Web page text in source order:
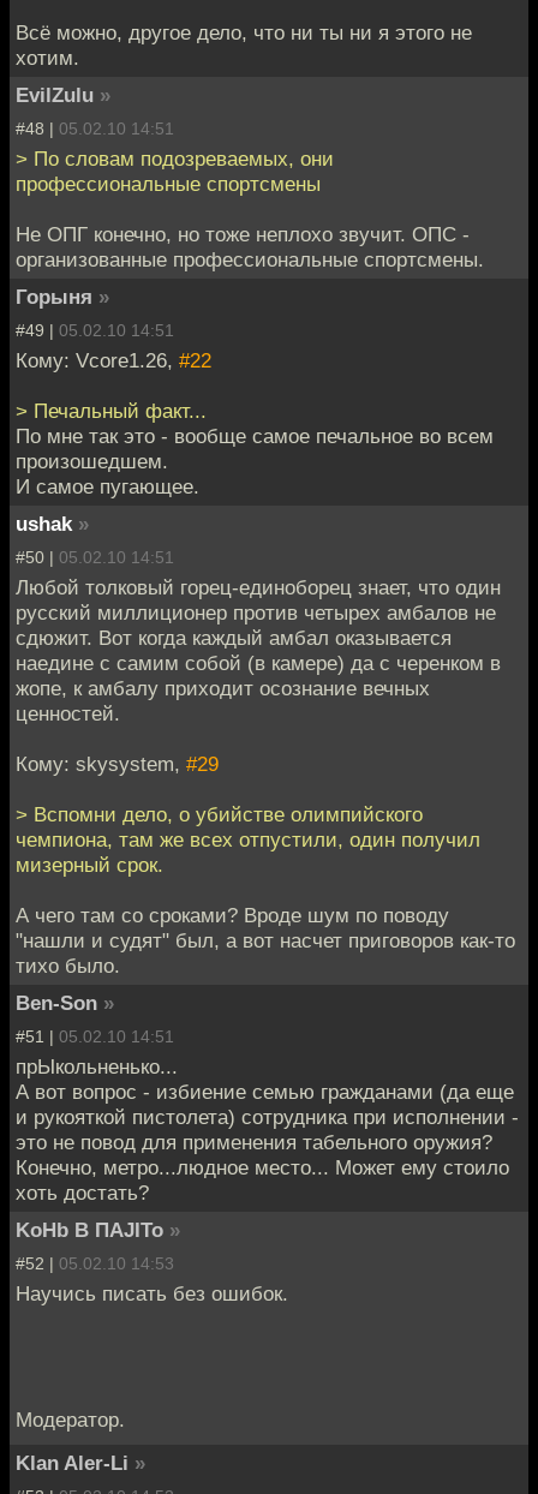
Всё можно, другое дело, что ни ты ни я этого не
хотим.
EvilZulu »
#48 | 05.02.10 14:51
> По словам подозреваемых, они
профессиональные спортсмены
Не ОПГ конечно, но тоже неплохо звучит. ОПС -
организованные профессиональные спортсмены.
Горыня »
#49 | 05.02.10 14:51
Кому: Vcore1.26, #22
> Печальный факт...
По мне так это - вообще самое печальное во всем
произошедшем.
И самое пугающее.
ushak »
#50 | 05.02.10 14:51
Любой толковый горец-единоборец знает, что один
русский миллиционер против четырех амбалов не
сдюжит. Вот когда каждый амбал оказывается
наедине с самим собой (в камере) да с черенком в
жопе, к амбалу приходит осознание вечных
ценностей.
Кому: skysystem, #29
> Вспомни дело, о убийстве олимпийского
чемпиона, там же всех отпустили, один получил
мизерный срок.
А чего там со сроками? Вроде шум по поводу
"нашли и судят" был, а вот насчет приговоров как-то
тихо было.
Ben-Son »
#51 | 05.02.10 14:51
прЫкольненько...
А вот вопрос - избиение семью гражданами (да еще
и рукояткой пистолета) сотрудника при исполнении -
это не повод для применения табельного оружия?
Конечно, метро...людное место... Может ему стоило
хоть достать?
KoHb B ПAJITo »
#52 | 05.02.10 14:53
Научись писать без ошибок.
Модератор.
Klan Aler-Li »